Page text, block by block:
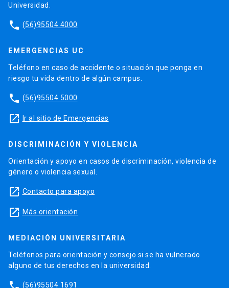
Universidad.
phone (56)95504 4000
EMERGENCIAS UC
Teléfono en caso de accidente o situación que ponga en
riesgo tu vida dentro de algún campus.
phone (56)95504 5000
launch Ir al sitio de Emergencias
DISCRIMINACIÓN Y VIOLENCIA
Orientación y apoyo en casos de discriminación, violencia de
género o violencia sexual.
launch Contacto para apoyo
launch Más orientación
MEDIACIÓN UNIVERSITARIA
Teléfonos para orientación y consejo si se ha vulnerado
alguno de tus derechos en la universidad.
(56)95504 1691